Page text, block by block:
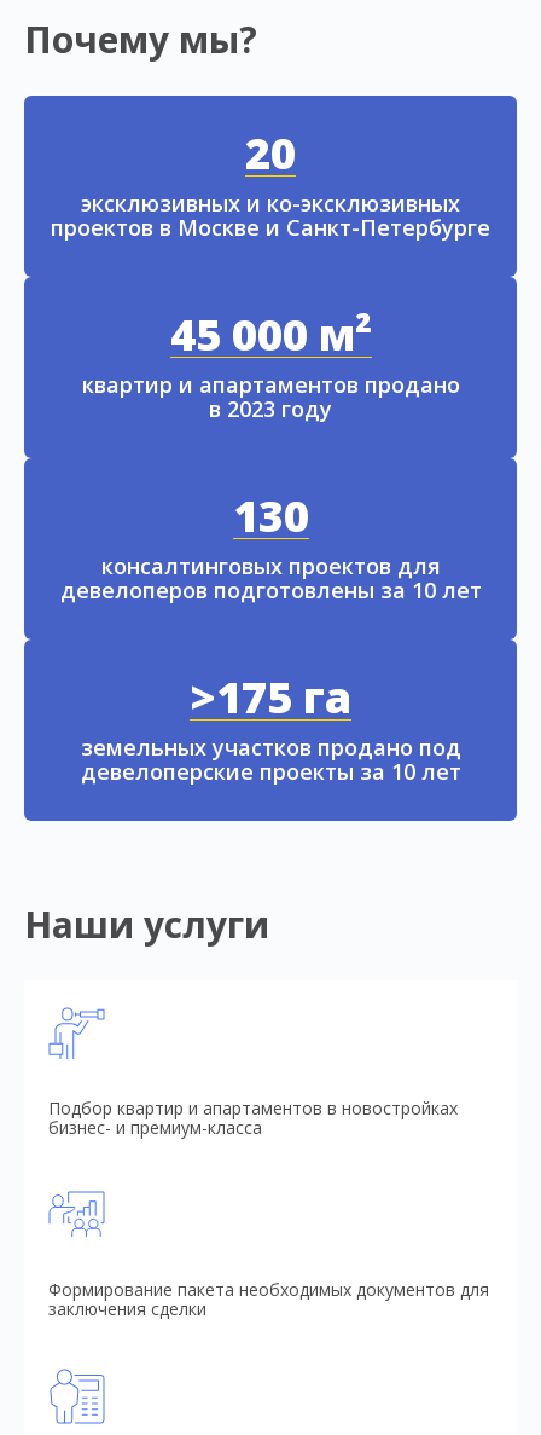
Почему мы?
20
эксклюзивных и ко-эксклюзивных
проектов в Москве и Санкт-Петербурге
45 000 м²
квартир и апартаментов продано
в 2023 году
130
консалтинговых проектов для
девелоперов подготовлены за 10 лет
>175 га
земельных участков продано под
девелоперские проекты за 10 лет
Наши услуги
Подбор квартир и апартаментов в новостройках
бизнес- и премиум-класса
Формирование пакета необходимых документов для
заключения сделки